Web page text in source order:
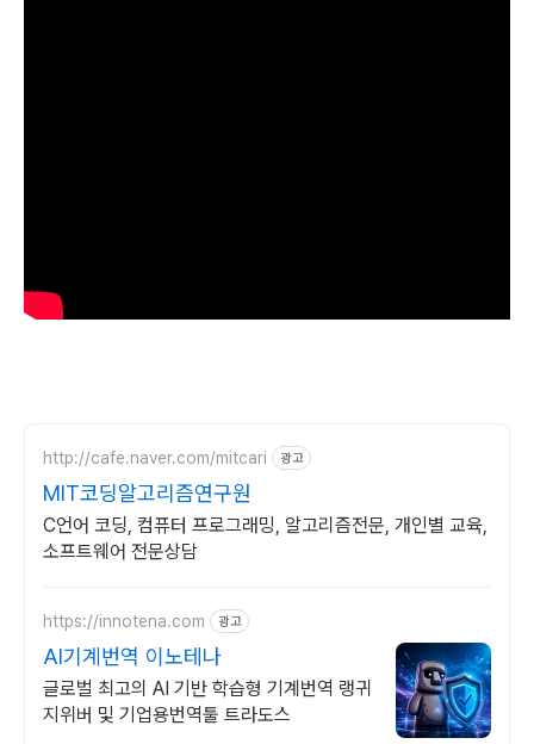
http://cafe.naver.com/mitcari 광고
MIT코딩알고리즘연구원
C언어 코딩, 컴퓨터 프로그래밍, 알고리즘전문, 개인별 교육,
소프트웨어 전문상담
https://innotena.com 광고
AI기계번역 이노테나
글로벌 최고의 AI 기반 학습형 기계번역 랭귀
지위버 및 기업용번역툴 트라도스